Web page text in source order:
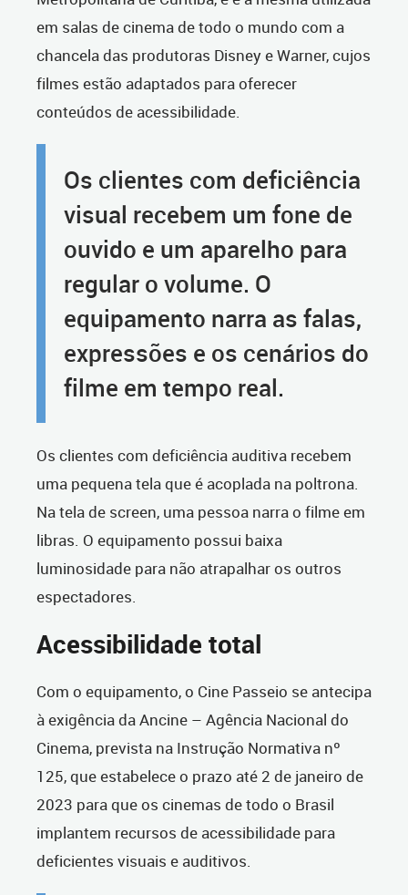
em salas de cinema de todo o mundo com a
chancela das produtoras Disney e Warner, cujos
filmes estão adaptados para oferecer
conteúdos de acessibilidade.
Os clientes com deficiência
visual recebem um fone de
ouvido e um aparelho para
regular o volume. O
equipamento narra as falas,
expressões e os cenários do
filme em tempo real.
Os clientes com deficiência auditiva recebem
uma pequena tela que é acoplada na poltrona.
Na tela de screen, uma pessoa narra o filme em
libras. O equipamento possui baixa
luminosidade para não atrapalhar os outros
espectadores.
Acessibilidade total
Com o equipamento, o Cine Passeio se antecipa
à exigência da Ancine – Agência Nacional do
Cinema, prevista na Instrução Normativa nº
125, que estabelece o prazo até 2 de janeiro de
2023 para que os cinemas de todo o Brasil
implantem recursos de acessibilidade para
deficientes visuais e auditivos.